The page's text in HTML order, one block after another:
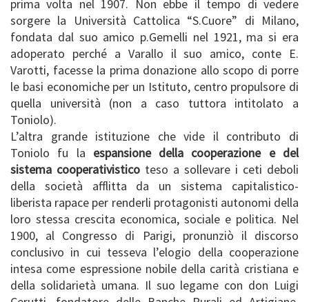
prima volta nel 1907. Non ebbe il tempo di vedere
sorgere la Università Cattolica “S.Cuore” di Milano,
fondata dal suo amico p.Gemelli nel 1921, ma si era
adoperato perché a Varallo il suo amico, conte E.
Varotti, facesse la prima donazione allo scopo di porre
le basi economiche per un Istituto, centro propulsore di
quella università (non a caso tuttora intitolato a
Toniolo).
L’altra grande istituzione che vide il contributo di
Toniolo fu la espansione della cooperazione e del
sistema cooperativistico teso a sollevare i ceti deboli
della società afflitta da un sistema capitalistico-
liberista rapace per renderli protagonisti autonomi della
loro stessa crescita economica, sociale e politica. Nel
1900, al Congresso di Parigi, pronunziò il discorso
conclusivo in cui tesseva l’elogio della cooperazione
intesa come espressione nobile della carità cristiana e
della solidarietà umana. Il suo legame con don Luigi